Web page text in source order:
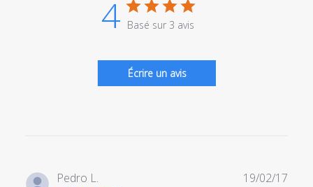
4 Basé sur 3 avis
Écrire un avis
Pedro L. 19/02/17